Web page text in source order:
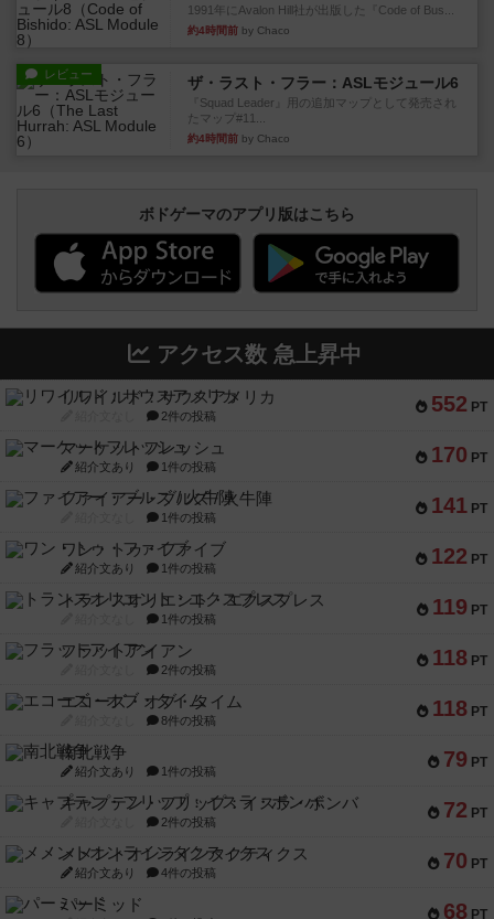
1991年にAvalon Hill社が出版した『Code of Bus...
約4時間前 by Chaco
レビュー ザ・ラスト・フラー：ASLモジュール6
『Squad Leader』用の追加マップとして発売され
たマップ#11...
約4時間前 by Chaco
ボドゲーマのアプリ版はこちら
アクセス数 急上昇中
552 PT
リワイルド：サウスアメリカ
2件の投稿
170 PT
マーケットフレッシュ
紹介文あり 1件の投稿
141 PT
ファイアー・ブルズ / 火牛陣
1件の投稿
122 PT
ワン・トゥ・ファイブ
紹介文あり 1件の投稿
119 PT
トランスオリエント・エクスプレス
1件の投稿
118 PT
フラットアイアン
2件の投稿
118 PT
エコーズ・オブ・タイム
8件の投稿
79 PT
南北戦争
紹介文あり 1件の投稿
72 PT
キャプテン・フリップ：イスラ・ボンバ
2件の投稿
70 PT
メメントオンラインタクティクス
紹介文あり 4件の投稿
68 PT
パーミッド